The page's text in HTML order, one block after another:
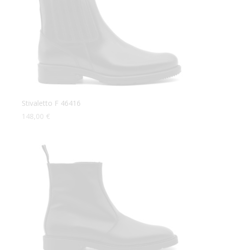
Stivaletto F 46416
148,00 €